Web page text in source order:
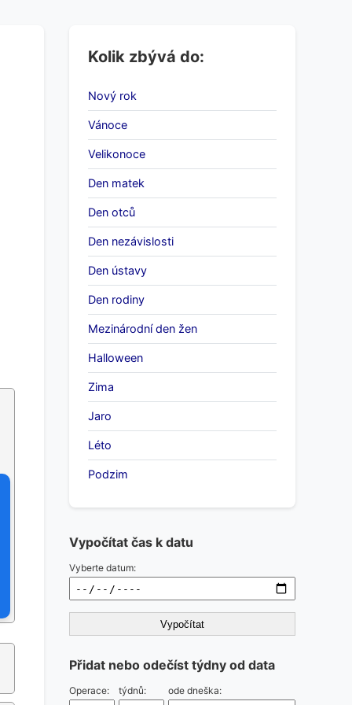
Kolik zbývá do:
Nový rok
Vánoce
Velikonoce
Den matek
Den otců
Den nezávislosti
Den ústavy
Den rodiny
Mezinárodní den žen
Halloween
Zima
Jaro
Léto
Podzim
Vypočítat čas k datu
Vyberte datum:
Vypočítat
Přidat nebo odečíst týdny od data
Operace: týdnů: ode dneška: